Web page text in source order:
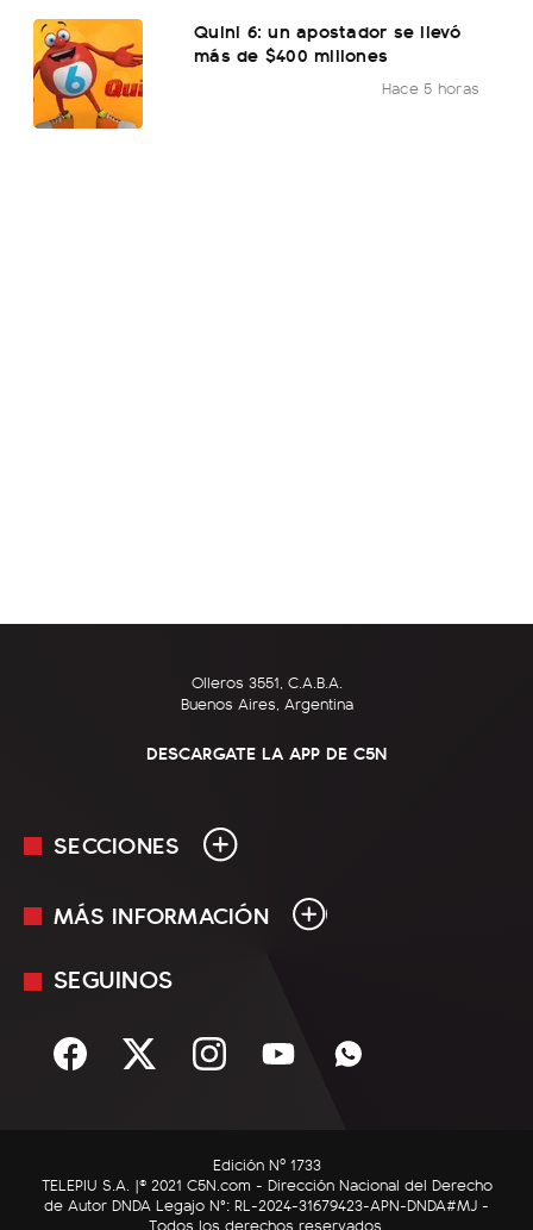
Quini 6: un apostador se llevó
más de $400 millones
Hace 5 horas
Olleros 3551, C.A.B.A.
Buenos Aires, Argentina
DESCARGATE LA APP DE C5N
SECCIONES
En Vivo
Sociedad
C5N Autos
RatingCero
MÁS INFORMACIÓN
Mediakit
Términos y condiciones
SEGUINOS
Edición Nº 1733
TELEPIU S.A. |© 2021 C5N.com - Dirección Nacional del Derecho
de Autor DNDA Legajo N°: RL-2024-31679423-APN-DNDA#MJ -
Todos los derechos reservados.